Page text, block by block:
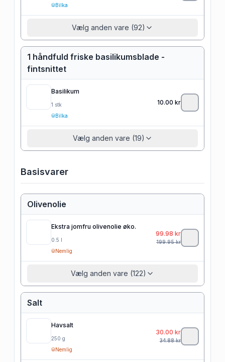
Bilka
Vælg anden vare (92)
1 håndfuld friske basilikumsblade -
fintsnittet
Basilikum
1 stk
Bilka
10.00 kr
Vælg anden vare (19)
Basisvarer
Olivenolie
Ekstra jomfru olivenolie øko.
0.5 l
Nemlig
99.98 kr
199.95kr
Vælg anden vare (122)
Salt
Havsalt
250 g
Nemlig
30.00 kr
34.88kr